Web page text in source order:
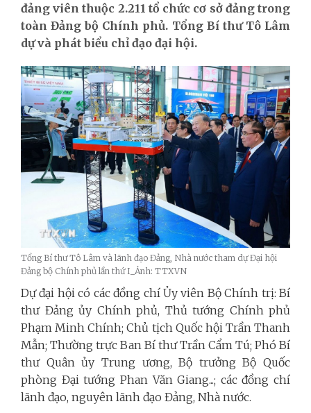
đảng viên thuộc 2.211 tổ chức cơ sở đảng trong
toàn Đảng bộ Chính phủ. Tổng Bí thư Tô Lâm
dự và phát biểu chỉ đạo đại hội.
Tổng Bí thư Tô Lâm và lãnh đạo Đảng, Nhà nước tham dự Đại hội
Đảng bộ Chính phủ lần thứ I_Ảnh: TTXVN
Dự đại hội có các đồng chí Ủy viên Bộ Chính trị: Bí
thư Đảng ủy Chính phủ, Thủ tướng Chính phủ
Phạm Minh Chính; Chủ tịch Quốc hội Trần Thanh
Mẫn; Thường trực Ban Bí thư Trần Cẩm Tú; Phó Bí
thư Quân ủy Trung ương, Bộ trưởng Bộ Quốc
phòng Đại tướng Phan Văn Giang...; các đồng chí
lãnh đạo, nguyên lãnh đạo Đảng, Nhà nước.